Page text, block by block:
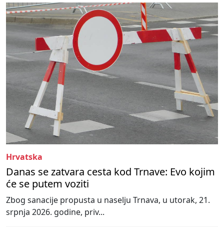
Hrvatska
Danas se zatvara cesta kod Trnave: Evo kojim
će se putem voziti
Zbog sanacije propusta u naselju Trnava, u utorak, 21.
srpnja 2026. godine, priv...